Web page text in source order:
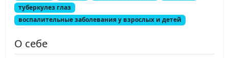
туберкулез глаз
воспалительные заболевания у взрослых и детей
О себе